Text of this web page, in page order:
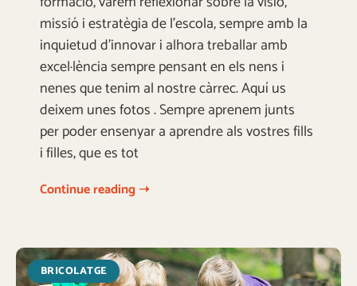
missió i estratègia de l’escola, sempre amb la
inquietud d’innovar i alhora treballar amb
excel·lència sempre pensant en els nens i
nenes que tenim al nostre càrrec. Aquí us
deixem unes fotos . Sempre aprenem junts
per poder ensenyar a aprendre als vostres fills
i filles, que es tot
Continue reading ➝
BRICOLATGE